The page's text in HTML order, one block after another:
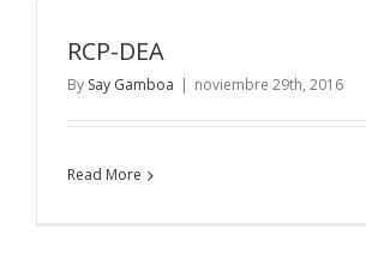
RCP-DEA
By Say Gamboa | noviembre 29th, 2016
Read More